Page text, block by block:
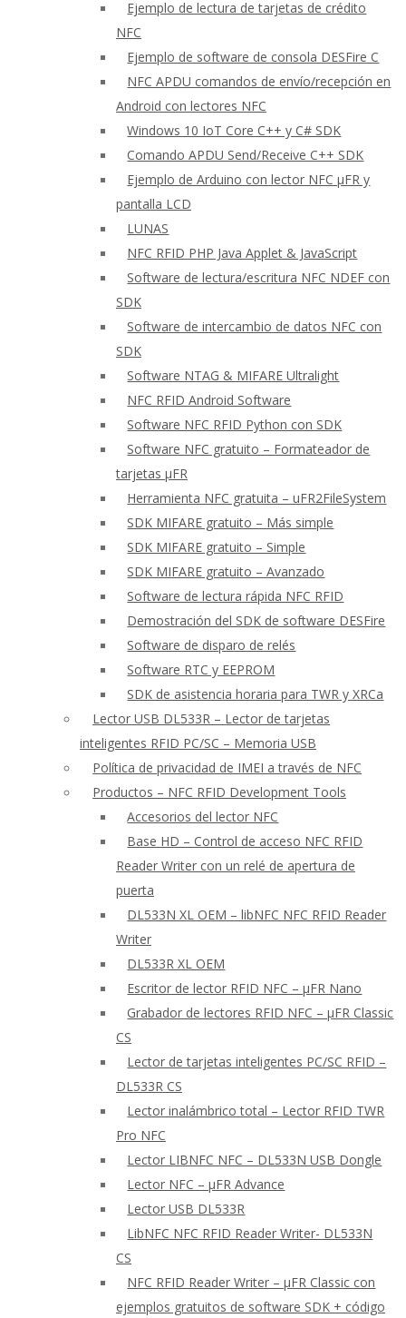
Ejemplo de lectura de tarjetas de crédito
NFC
Ejemplo de software de consola DESFire C
NFC APDU comandos de envío/recepción en
Android con lectores NFC
Windows 10 IoT Core C++ y C# SDK
Comando APDU Send/Receive C++ SDK
Ejemplo de Arduino con lector NFC μFR y
pantalla LCD
LUNAS
NFC RFID PHP Java Applet & JavaScript
Software de lectura/escritura NFC NDEF con
SDK
Software de intercambio de datos NFC con
SDK
Software NTAG & MIFARE Ultralight
NFC RFID Android Software
Software NFC RFID Python con SDK
Software NFC gratuito – Formateador de
tarjetas μFR
Herramienta NFC gratuita – uFR2FileSystem
SDK MIFARE gratuito – Más simple
SDK MIFARE gratuito – Simple
SDK MIFARE gratuito – Avanzado
Software de lectura rápida NFC RFID
Demostración del SDK de software DESFire
Software de disparo de relés
Software RTC y EEPROM
SDK de asistencia horaria para TWR y XRCa
Lector USB DL533R – Lector de tarjetas
inteligentes RFID PC/SC – Memoria USB
Política de privacidad de IMEI a través de NFC
Productos – NFC RFID Development Tools
Accesorios del lector NFC
Base HD – Control de acceso NFC RFID
Reader Writer con un relé de apertura de
puerta
DL533N XL OEM – libNFC NFC RFID Reader
Writer
DL533R XL OEM
Escritor de lector RFID NFC – μFR Nano
Grabador de lectores RFID NFC – μFR Classic
CS
Lector de tarjetas inteligentes PC/SC RFID –
DL533R CS
Lector inalámbrico total – Lector RFID TWR
Pro NFC
Lector LIBNFC NFC – DL533N USB Dongle
Lector NFC – μFR Advance
Lector USB DL533R
LibNFC NFC RFID Reader Writer- DL533N
CS
NFC RFID Reader Writer – μFR Classic con
ejemplos gratuitos de software SDK + código